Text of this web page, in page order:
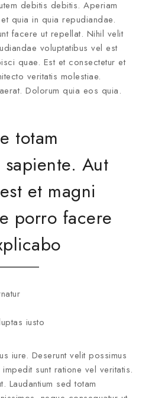
debitis debitis. Aperiam
quia in quia repudiandae.
facere ut repellat. Nihil velit
voluptatibus vel est
quae. Est et consectetur et
veritatis molestiae.
Dolorum quia eos quia.
totam
Aut
et magni
porro facere
iusto
iure. Deserunt velit possimus
sunt ratione vel veritatis.
Laudantium sed totam